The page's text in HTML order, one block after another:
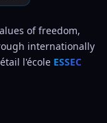
of freedom,
internationally
l'école ESSEC